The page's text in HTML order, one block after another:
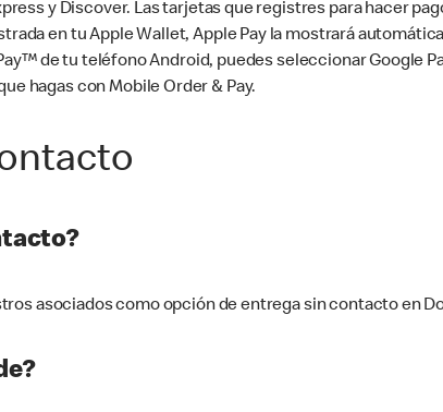
y Discover. Las tarjetas que registres para hacer
en tu Apple Wallet, Apple Pay la mostrará
de tu teléfono Android, puedes seleccionar Google
hagas con Mobile Order & Pay.
asociados como opción de entrega sin contacto en